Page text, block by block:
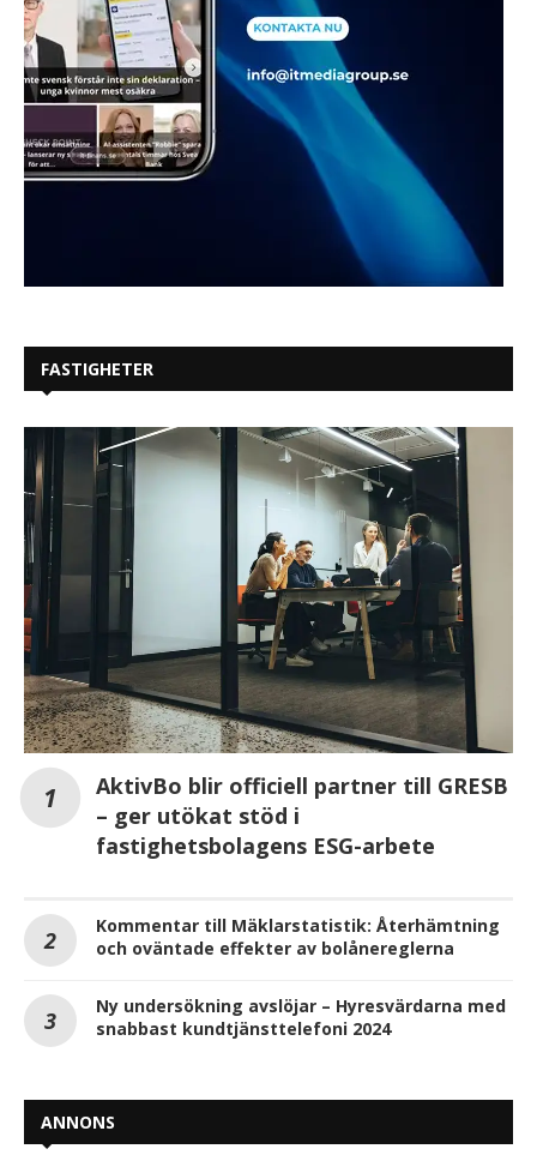
FASTIGHETER
AktivBo blir officiell partner till GRESB
– ger utökat stöd i
fastighetsbolagens ESG-arbete
Kommentar till Mäklarstatistik: Återhämtning
och oväntade effekter av bolånereglerna
Ny undersökning avslöjar – Hyresvärdarna med
snabbast kundtjänsttelefoni 2024
ANNONS